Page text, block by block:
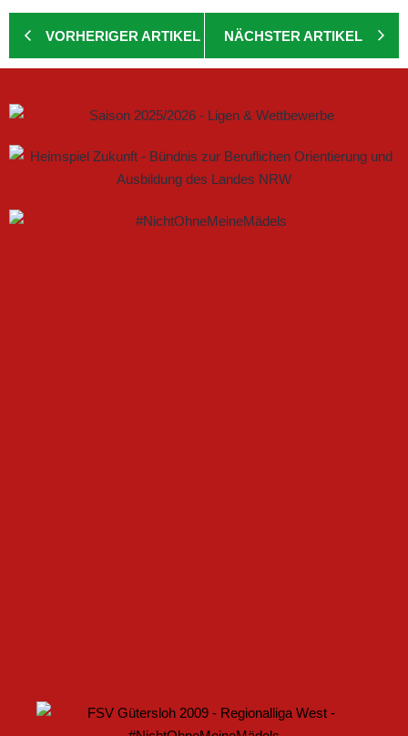
VORHERIGER ARTIKEL NÄCHSTER ARTIKEL